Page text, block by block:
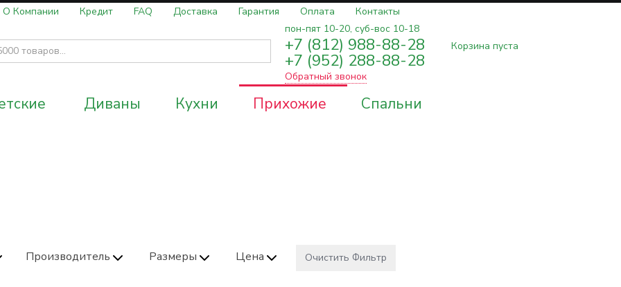
О Компании Кредит FAQ Доставка Гарантия Оплата
Контакты
пон-пят 10-20, суб-вос 10-18
+7 (812) 988-88-28
+7 (952) 288-88-28
Обратный звонок
Корзина пуста
Диваны Кухни Прихожие Спальни
Производитель Размеры Цена Очистить Фильтр